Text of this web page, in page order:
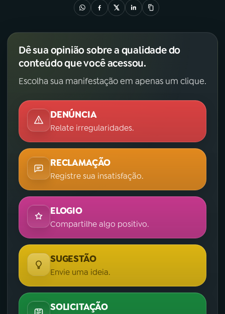
Dê sua opinião sobre a qualidade do
conteúdo que você acessou.
Escolha sua manifestação em apenas um clique.
DENÚNCIA
Relate irregularidades.
RECLAMAÇÃO
Registre sua insatisfação.
ELOGIO
Compartilhe algo positivo.
SUGESTÃO
Envie uma ideia.
SOLICITAÇÃO